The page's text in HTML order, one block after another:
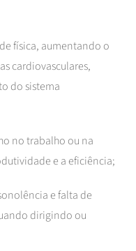
física, aumentando o
cardiovasculares,
do sistema
no trabalho ou na
e a eficiência;
e falta de
dirigindo ou